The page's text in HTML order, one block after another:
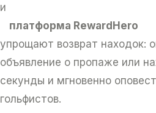
и
платформа RewardHero
упрощают возврат находок:
объявление о пропаже или
секунды и мгновенно
гольфистов.